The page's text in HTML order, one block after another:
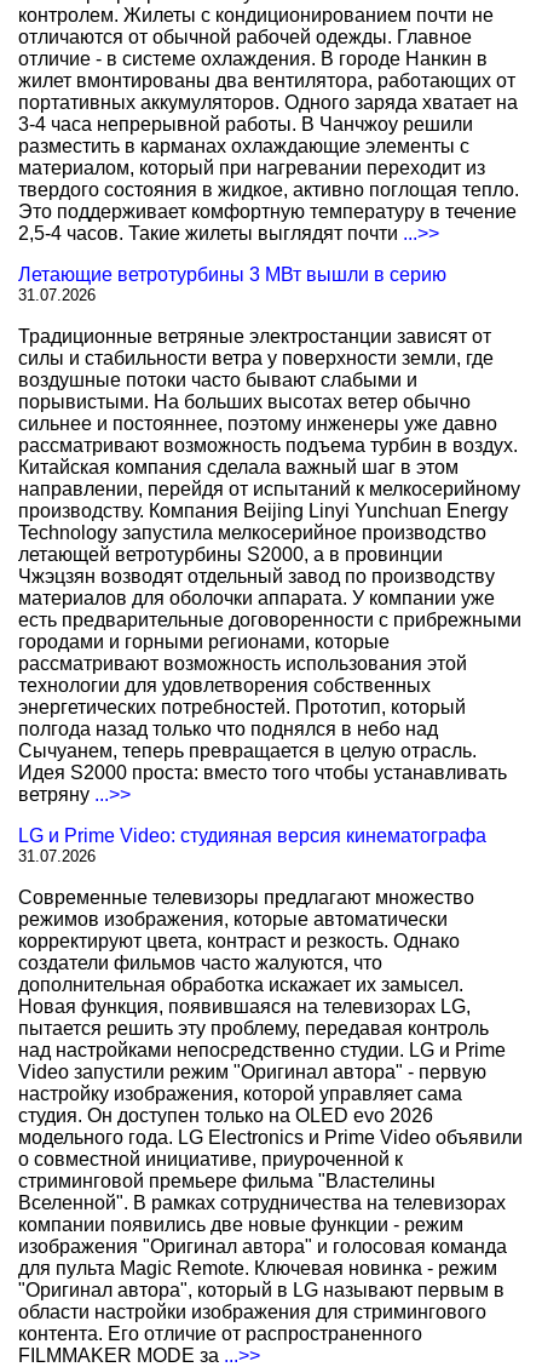
контролем. Жилеты с кондиционированием почти не
отличаются от обычной рабочей одежды. Главное
отличие - в системе охлаждения. В городе Нанкин в
жилет вмонтированы два вентилятора, работающих от
портативных аккумуляторов. Одного заряда хватает на
3-4 часа непрерывной работы. В Чанчжоу решили
разместить в карманах охлаждающие элементы с
материалом, который при нагревании переходит из
твердого состояния в жидкое, активно поглощая тепло.
Это поддерживает комфортную температуру в течение
2,5-4 часов. Такие жилеты выглядят почти ...>>
Летающие ветротурбины 3 МВт вышли в серию
31.07.2026
Традиционные ветряные электростанции зависят от
силы и стабильности ветра у поверхности земли, где
воздушные потоки часто бывают слабыми и
порывистыми. На больших высотах ветер обычно
сильнее и постояннее, поэтому инженеры уже давно
рассматривают возможность подъема турбин в воздух.
Китайская компания сделала важный шаг в этом
направлении, перейдя от испытаний к мелкосерийному
производству. Компания Beijing Linyi Yunchuan Energy
Technology запустила мелкосерийное производство
летающей ветротурбины S2000, а в провинции
Чжэцзян возводят отдельный завод по производству
материалов для оболочки аппарата. У компании уже
есть предварительные договоренности с прибрежными
городами и горными регионами, которые
рассматривают возможность использования этой
технологии для удовлетворения собственных
энергетических потребностей. Прототип, который
полгода назад только что поднялся в небо над
Сычуанем, теперь превращается в целую отрасль.
Идея S2000 проста: вместо того чтобы устанавливать
ветряну ...>>
LG и Prime Video: студияная версия кинематографа
31.07.2026
Современные телевизоры предлагают множество
режимов изображения, которые автоматически
корректируют цвета, контраст и резкость. Однако
создатели фильмов часто жалуются, что
дополнительная обработка искажает их замысел.
Новая функция, появившаяся на телевизорах LG,
пытается решить эту проблему, передавая контроль
над настройками непосредственно студии. LG и Prime
Video запустили режим "Оригинал автора" - первую
настройку изображения, которой управляет сама
студия. Он доступен только на OLED evo 2026
модельного года. LG Electronics и Prime Video объявили
о совместной инициативе, приуроченной к
стриминговой премьере фильма "Властелины
Вселенной". В рамках сотрудничества на телевизорах
компании появились две новые функции - режим
изображения "Оригинал автора" и голосовая команда
для пульта Magic Remote. Ключевая новинка - режим
"Оригинал автора", который в LG называют первым в
области настройки изображения для стримингового
контента. Его отличие от распространенного
FILMMAKER MODE за ...>>